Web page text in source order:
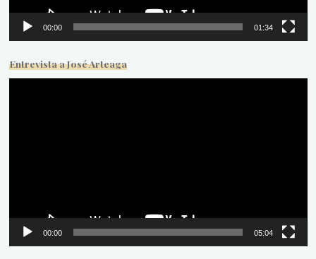
00:00 01:34
Entrevista a José Arteaga
00:00 05:04